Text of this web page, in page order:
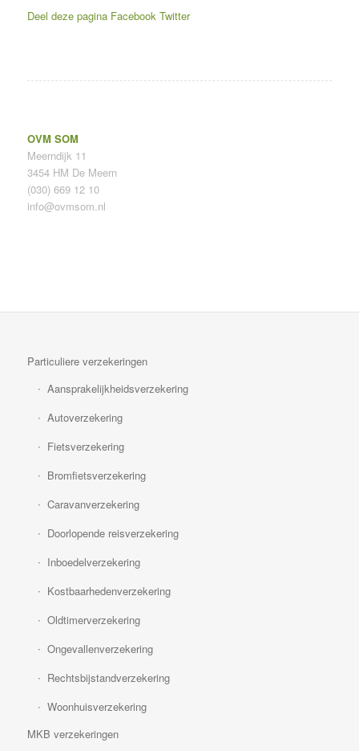
Deel deze pagina Facebook Twitter
OVM SOM
Meerndijk 11
3454 HM De Meern
(030) 669 12 10
info@ovmsom.nl
Particuliere verzekeringen
Aansprakelijkheidsverzekering
Autoverzekering
Fietsverzekering
Bromfietsverzekering
Caravanverzekering
Doorlopende reisverzekering
Inboedelverzekering
Kostbaarhedenverzekering
Oldtimerverzekering
Ongevallenverzekering
Rechtsbijstandverzekering
Woonhuisverzekering
MKB verzekeringen